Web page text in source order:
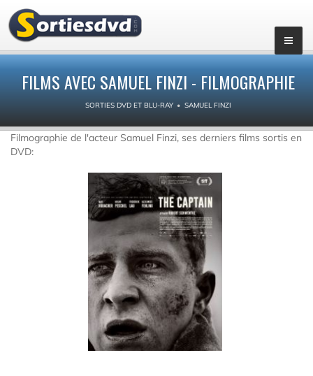
FILMS AVEC SAMUEL FINZI - FILMOGRAPHIE
SORTIES DVD ET BLU-RAY SAMUEL FINZI
Filmographie de l'acteur Samuel Finzi, ses derniers films sortis en
DVD: